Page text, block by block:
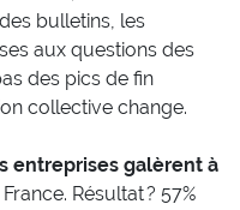
bulletins, les
aux questions des
des pics de fin
collective change.
entreprises galèrent à
Résultat ? 57%